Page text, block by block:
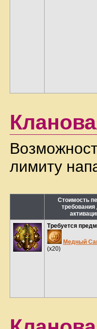
лимиту
Стоимость
требования
Требуется
Медный
(x20)